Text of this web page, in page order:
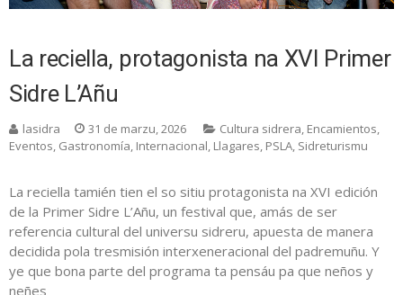
La reciella, protagonista na XVI Primer
Sidre L’Añu
lasidra 31 de marzu, 2026 Cultura sidrera, Encamientos,
Eventos, Gastronomía, Internacional, Llagares, PSLA, Sidreturismu
La reciella tamién tien el so sitiu protagonista na XVI edición
de la Primer Sidre L’Añu, un festival que, amás de ser
referencia cultural del universu sidreru, apuesta de manera
decidida pola tresmisión interxeneracional del padremuñu. Y
ye que bona parte del programa ta pensáu pa que neños y
neñes